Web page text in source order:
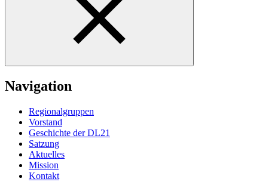
Navigation
Regionalgruppen
Vorstand
Geschichte der DL21
Satzung
Aktuelles
Mission
Kontakt